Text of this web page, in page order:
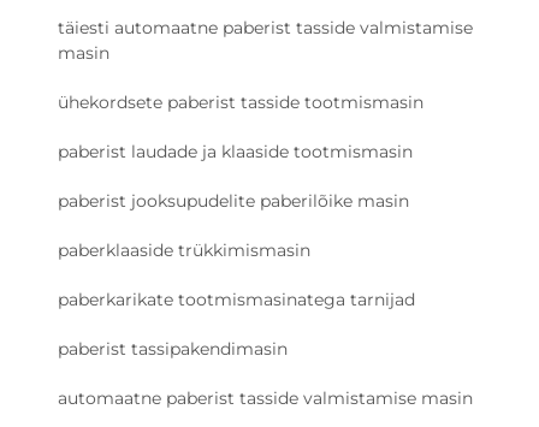
täiesti automaatne paberist tasside valmistamise
masin
ühekordsete paberist tasside tootmismasin
paberist laudade ja klaaside tootmismasin
paberist jooksupudelite paberilõike masin
paberklaaside trükkimismasin
paberkarikate tootmismasinatega tarnijad
paberist tassipakendimasin
automaatne paberist tasside valmistamise masin